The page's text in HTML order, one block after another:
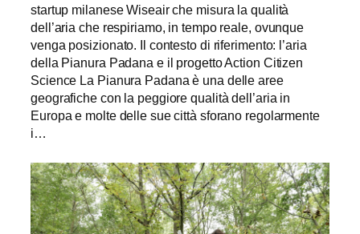
startup milanese Wiseair che misura la qualità
dell’aria che respiriamo, in tempo reale, ovunque
venga posizionato. Il contesto di riferimento: l’aria
della Pianura Padana e il progetto Action Citizen
Science La Pianura Padana è una delle aree
geografiche con la peggiore qualità dell’aria in
Europa e molte delle sue città sforano regolarmente
i…